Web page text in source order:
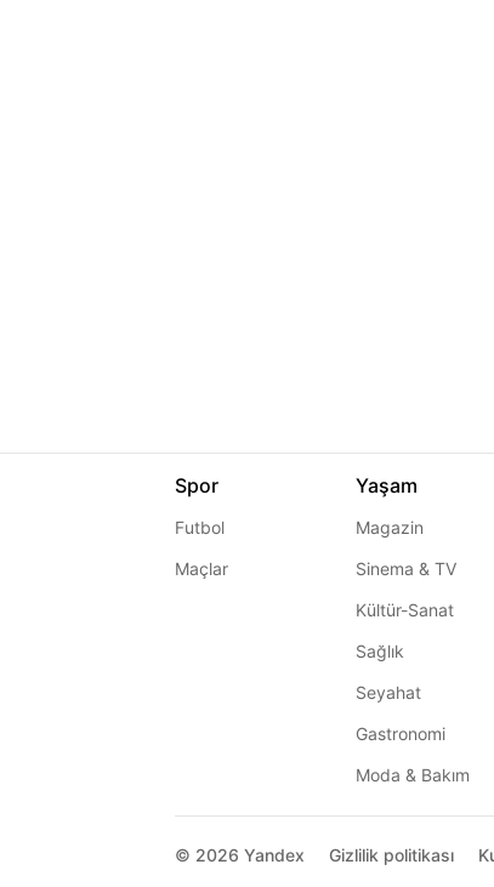
Spor
Futbol
Maçlar
Yaşam
Magazin
Sinema & TV
Kültür-Sanat
Sağlık
Seyahat
Gastronomi
Moda & Bakım
© 2026 Yandex Gizlilik politikası